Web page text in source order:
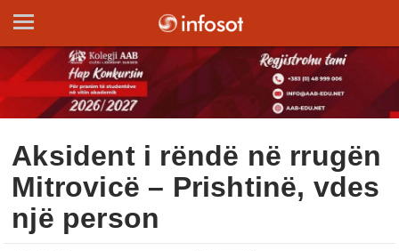
Aksident i rëndë në rrugën
Mitrovicë – Prishtinë, vdes
një person